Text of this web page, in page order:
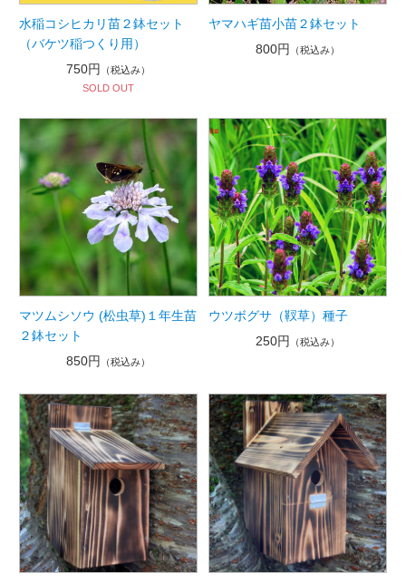
水稲コシヒカリ苗２鉢セット
（バケツ稲つくり用）
750円
（税込み）
SOLD OUT
ヤマハギ苗小苗２鉢セット
800円
（税込み）
マツムシソウ (松虫草)１年生苗
２鉢セット
850円
（税込み）
ウツボグサ（靫草）種子
250円
（税込み）